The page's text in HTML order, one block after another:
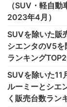
（SUV・軽自
2023年4月）
SUVを除いた販
シエンタのV5
ランキング
SUVを除いた11
ルーミーとシエ
く販売台数ラン